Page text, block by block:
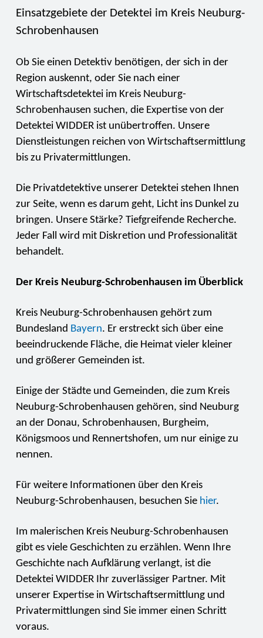
Einsatzgebiete der Detektei im Kreis Neuburg-
Schrobenhausen
Ob Sie einen Detektiv benötigen, der sich in der
Region auskennt, oder Sie nach einer
Wirtschaftsdetektei im Kreis Neuburg-
Schrobenhausen suchen, die Expertise von der
Detektei WIDDER ist unübertroffen. Unsere
Dienstleistungen reichen von Wirtschaftsermittlung
bis zu Privatermittlungen.
Die Privatdetektive unserer Detektei stehen Ihnen
zur Seite, wenn es darum geht, Licht ins Dunkel zu
bringen. Unsere Stärke? Tiefgreifende Recherche.
Jeder Fall wird mit Diskretion und Professionalität
behandelt.
Der Kreis Neuburg-Schrobenhausen im Überblick
Kreis Neuburg-Schrobenhausen gehört zum
Bundesland Bayern. Er erstreckt sich über eine
beeindruckende Fläche, die Heimat vieler kleiner
und größerer Gemeinden ist.
Einige der Städte und Gemeinden, die zum Kreis
Neuburg-Schrobenhausen gehören, sind Neuburg
an der Donau, Schrobenhausen, Burgheim,
Königsmoos und Rennertshofen, um nur einige zu
nennen.
Für weitere Informationen über den Kreis
Neuburg-Schrobenhausen, besuchen Sie hier.
Im malerischen Kreis Neuburg-Schrobenhausen
gibt es viele Geschichten zu erzählen. Wenn Ihre
Geschichte nach Aufklärung verlangt, ist die
Detektei WIDDER Ihr zuverlässiger Partner. Mit
unserer Expertise in Wirtschaftsermittlung und
Privatermittlungen sind Sie immer einen Schritt
voraus.